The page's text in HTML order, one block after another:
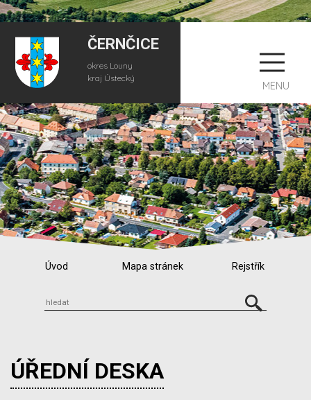
ČERNČICE
okres Louny
kraj Ústecký
MENU
Úvod Mapa stránek Rejstřík
ÚŘEDNÍ DESKA